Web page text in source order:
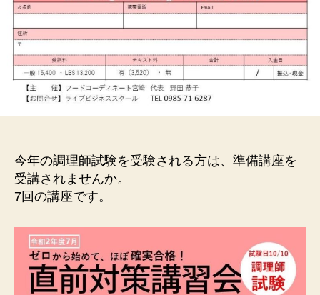
今年の調理師試験を受験される方は、準備講座を
受講されませんか。
7回の講座です。